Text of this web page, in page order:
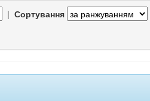
| Сортування